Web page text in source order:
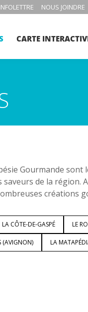
INFOLETTRE NOUS JOINDRE
CARTE
Gourmande sont
de la région.
créations
LA CÔTE-DE-GASPÉ LE
(AVIGNON) LA